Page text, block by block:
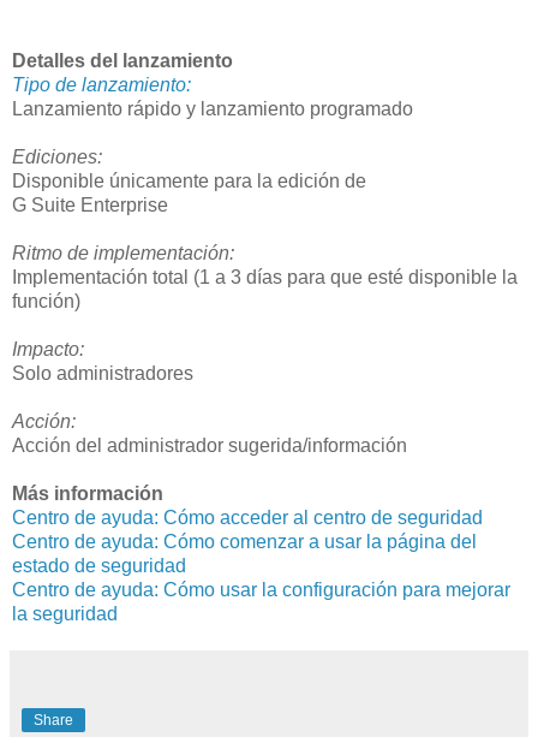
Detalles del lanzamiento
Tipo de lanzamiento:
Lanzamiento rápido y lanzamiento programado
Ediciones:
Disponible únicamente para la edición de
G Suite Enterprise
Ritmo de implementación:
Implementación total (1 a 3 días para que esté disponible la
función)
Impacto:
Solo administradores
Acción:
Acción del administrador sugerida/información
Más información
Centro de ayuda: Cómo acceder al centro de seguridad
Centro de ayuda: Cómo comenzar a usar la página del
estado de seguridad
Centro de ayuda: Cómo usar la configuración para mejorar
la seguridad
Share